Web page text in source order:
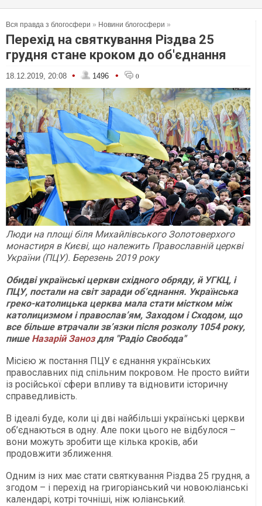
Вся правда з блогосфери » Новини блогосфери »
Перехід на святкування Різдва 25
грудня стане кроком до об'єднання
18.12.2019, 20:08 • 1496 • 0
Люди на площі біля Михайлівського Золотоверхого
монастиря в Києві, що належить Православній церкві
України (ПЦУ). Березень 2019 року
Обидві українські церкви східного обряду, й УГКЦ, і
ПЦУ, постали на світ заради об’єднання. Українська
греко-католицька церква мала стати містком між
католицизмом і православ’ям, Заходом і Сходом, що
все більше втрачали зв’язки після розколу 1054 року,
пише Назарій Заноздля "Радіо Свобода"
Місією ж постання ПЦУ є єднання українських
православних під спільним покровом. Не просто вийти
із російської сфери впливу та відновити історичну
справедливість.
В ідеалі буде, коли ці дві найбільші українські церкви
об’єднаються в одну. Але поки цього не відбулося –
вони можуть зробити ще кілька кроків, аби
продовжити зближення.
Одним із них має стати святкування Різдва 25 грудня, а
згодом – і перехід на григоріанський чи новоюліанські
календарі, котрі точніші, ніж юліанський.